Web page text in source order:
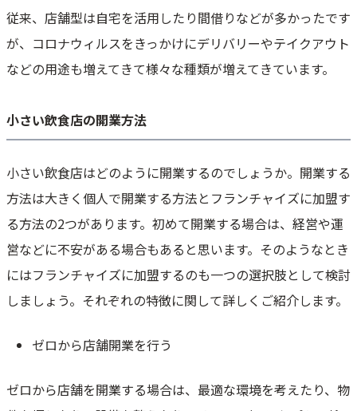
従来、店舗型は自宅を活用したり間借りなどが多かったです
が、コロナウィルスをきっかけにデリバリーやテイクアウト
などの用途も増えてきて様々な種類が増えてきています。
小さい飲食店の開業方法
小さい飲食店はどのように開業するのでしょうか。開業する
方法は大きく個人で開業する方法とフランチャイズに加盟す
る方法の2つがあります。初めて開業する場合は、経営や運
営などに不安がある場合もあると思います。そのようなとき
にはフランチャイズに加盟するのも一つの選択肢として検討
しましょう。それぞれの特徴に関して詳しくご紹介します。
ゼロから店舗開業を行う
ゼロから店舗を開業する場合は、最適な環境を考えたり、物